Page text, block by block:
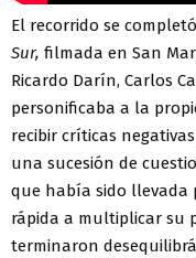
El recorrido se
Sur, filmada en San
Ricardo Darín, Carlos
personificaba a la
recibir críticas
una sucesión de
que había sido llevada
rápida a multiplicar su
terminaron